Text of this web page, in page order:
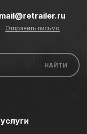
mail@retrailer.ru
Отправить письмо